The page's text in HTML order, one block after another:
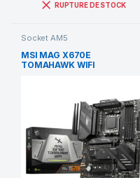
RUPTURE DE STOCK
Socket AM5
MSI MAG X670E
TOMAHAWK WIFI